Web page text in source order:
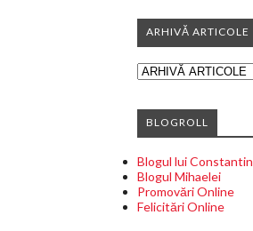
ARHIVĂ ARTICOLE
BLOGROLL
Blogul lui Constantin
Blogul Mihaelei
Promovări Online
Felicitări Online